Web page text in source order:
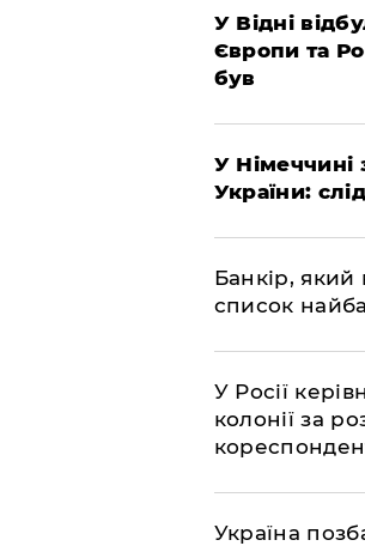
​У Відні
Європи та
був
​У Німеччині
України:
​Банкір,
список
​У Росії
колонії за
​Україна